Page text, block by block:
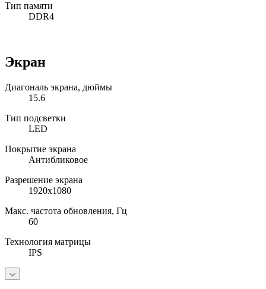
Тип памяти
DDR4
Экран
Диагональ экрана, дюймы
15.6
Тип подсветки
LED
Покрытие экрана
Антибликовое
Разрешение экрана
1920x1080
Макс. частота обновления, Гц
60
Технология матрицы
IPS